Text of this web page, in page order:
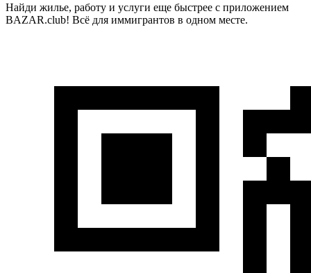
Найди жилье, работу и услуги еще быстрее с приложением
BAZAR.club! Всё для иммигрантов в одном месте.